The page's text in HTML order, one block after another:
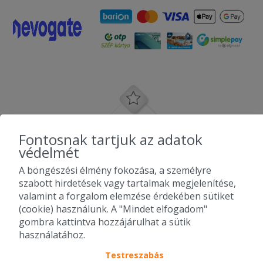
Fontosnak tartjuk az adatok
védelmét
A böngészési élmény fokozása, a személyre
szabott hirdetések vagy tartalmak megjelenítése,
valamint a forgalom elemzése érdekében sütiket
(cookie) használunk. A "Mindet elfogadom"
gombra kattintva hozzájárulhat a sütik
használatához.
Testreszabás